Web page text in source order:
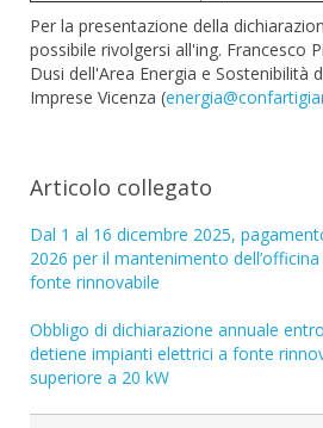
Per la presentazione della
possibile rivolgersi all'ing. Francesco
Dusi dell'Area Energia e Sostenibilità
Imprese Vicenza (
Articolo collegato
Dal 1 al 16 dicembre 2025,
2026 per il mantenimento
fonte rinnovabile
Obbligo di dichiarazione annuale
detiene impianti elettrici a fonte
superiore a 20 kW